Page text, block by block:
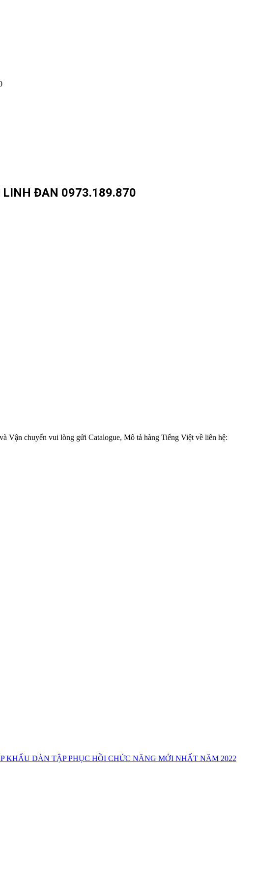
LINH ĐAN 0973.189.870
Vận chuyển vui lòng gửi Catalogue, Mô tả hàng Tiếng Việt về liên hệ:
KHẨU DÀN TẬP PHỤC HỒI CHỨC NĂNG MỚI NHẤT NĂM 2022